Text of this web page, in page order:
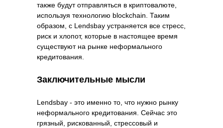
также будут отправляться в криптовалюте,
используя технологию blockchain. Таким
образом, с Lendsbay устраняется все стресс,
риск и хлопот, которые в настоящее время
существуют на рынке неформального
кредитования.
Заключительные мысли
Lendsbay - это именно то, что нужно рынку
неформального кредитования. Сейчас это
грязный, рискованный, стрессовый и